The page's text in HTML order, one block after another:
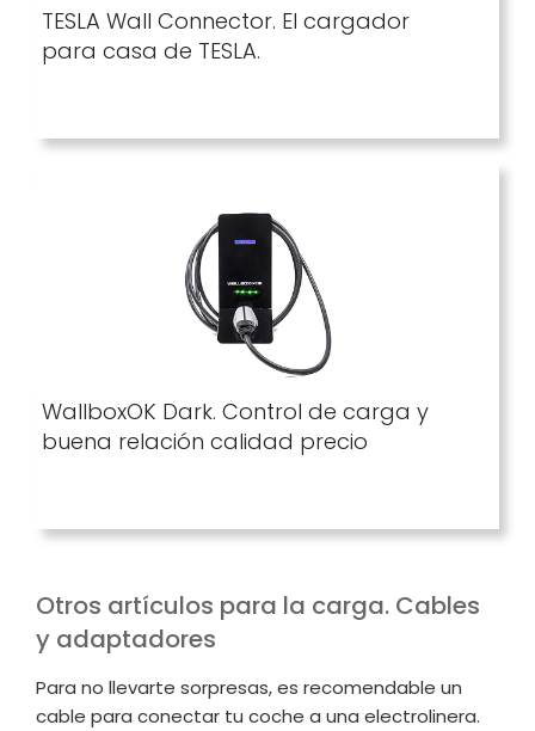
TESLA Wall Connector. El cargador
para casa de TESLA.
WallboxOK Dark. Control de carga y
buena relación calidad precio
Otros artículos para la carga. Cables
y adaptadores
Para no llevarte sorpresas, es recomendable un
cable para conectar tu coche a una electrolinera.